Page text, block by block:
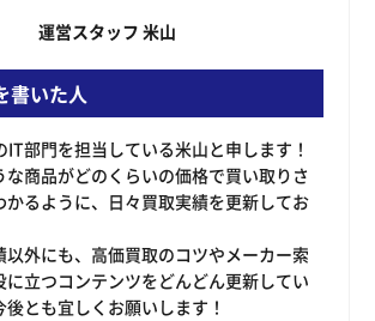
運営スタッフ 米山
書いた人
部門を担当している米山と申します！
な商品がどのくらいの価格で買い取りさ
かるように、日々買取実績を更新してお
以外にも、高価買取のコツやメーカー索
に立つコンテンツをどんどん更新してい
とも宜しくお願いします！